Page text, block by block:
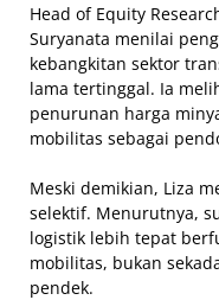
Head of Equity
Suryanata menilai
kebangkitan sektor
lama tertinggal. Ia
penurunan harga
mobilitas sebagai
Meski demikian, Liza
selektif. Menurutnya,
logistik lebih tepat
mobilitas, bukan
pendek.